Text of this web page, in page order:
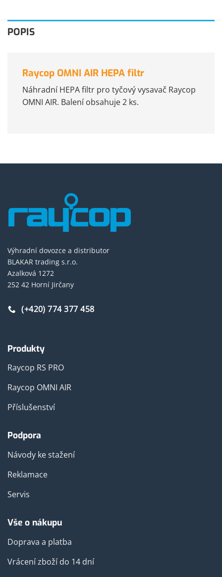
POPIS
Raycop OMNI AIR HEPA filtr
Náhradní HEPA filtr pro tyčový vysavač Raycop
OMNI AIR. Balení obsahuje 2 ks.
Výhradní dovozce a distributor
BLAKAR trading s.r.o.
Azalková 1272
252 42 Horní Jirčany
(+420) 774 377 458
Produkty
Raycop RS PRO
Raycop OMNI AIR
Příslušenství
Podpora
Návody ke stažení
Reklamace
Servis
Vše o nákupu
Doprava a platba
Vrácení zboží do 14 dní